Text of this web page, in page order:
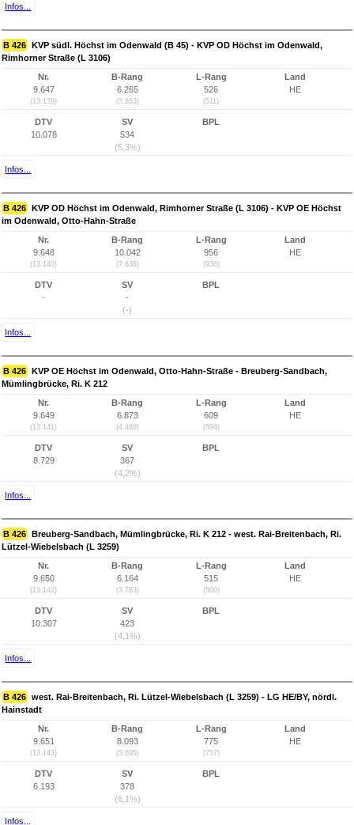
Infos...
B 426 KVP südl. Höchst im Odenwald (B 45) - KVP OD Höchst im Odenwald,
Rimhorner Straße (L 3106)
Nr.
9.647
(13.139)
B-Rang
6.265
(3.883)
L-Rang
526
(511)
Land
HE
DTV
10.078
SV
534
(5,3%)
BPL
Infos...
B 426 KVP OD Höchst im Odenwald, Rimhorner Straße (L 3106) - KVP OE Höchst
im Odenwald, Otto-Hahn-Straße
Nr.
9.648
(13.140)
B-Rang
10.042
(7.638)
L-Rang
956
(936)
Land
HE
DTV
-
SV
-
(-)
BPL
Infos...
B 426 KVP OE Höchst im Odenwald, Otto-Hahn-Straße - Breuberg-Sandbach,
Mümlingbrücke, Ri. K 212
Nr.
9.649
(13.141)
B-Rang
6.873
(4.486)
L-Rang
609
(594)
Land
HE
DTV
8.729
SV
367
(4,2%)
BPL
Infos...
B 426 Breuberg-Sandbach, Mümlingbrücke, Ri. K 212 - west. Rai-Breitenbach, Ri.
Lützel-Wiebelsbach (L 3259)
Nr.
9.650
(13.142)
B-Rang
6.164
(3.783)
L-Rang
515
(500)
Land
HE
DTV
10.307
SV
423
(4,1%)
BPL
Infos...
B 426 west. Rai-Breitenbach, Ri. Lützel-Wiebelsbach (L 3259) - LG HE/BY, nördl.
Hainstadt
Nr.
9.651
(13.143)
B-Rang
8.093
(5.695)
L-Rang
775
(757)
Land
HE
DTV
6.193
SV
378
(6,1%)
BPL
Infos...